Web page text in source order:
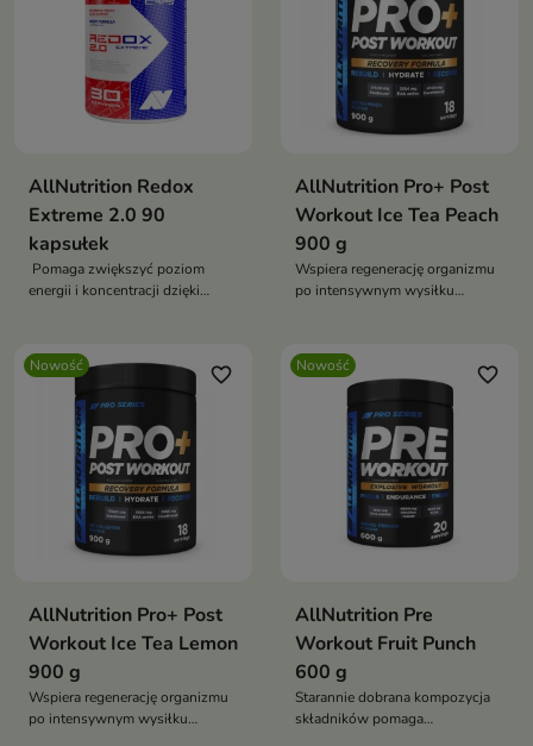
AllNutrition Redox
Extreme 2.0 90
kapsułek
Pomaga zwiększyć poziom
energii i koncentracji dzięki
AllNutrition Pro+ Post
Workout Ice Tea Peach
900 g
Wspiera regenerację organizmu
po intensywnym wysiłku
Nowość favorite_border
AllNutrition Pro+ Post
Workout Ice Tea Lemon
900 g
Wspiera regenerację organizmu
po intensywnym wysiłku
Nowość favorite_border
AllNutrition Pre
Workout Fruit Punch
600 g
Starannie dobrana kompozycja
składników pomaga